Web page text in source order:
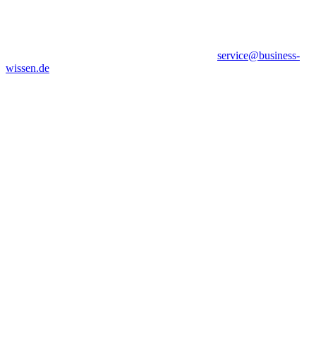
service@business-
wissen.de